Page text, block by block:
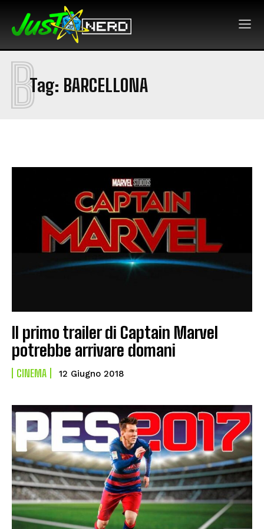
Tag: BARCELLONA
B
Il primo trailer di Captain Marvel
potrebbe arrivare domani
CINEMA 12 Giugno 2018